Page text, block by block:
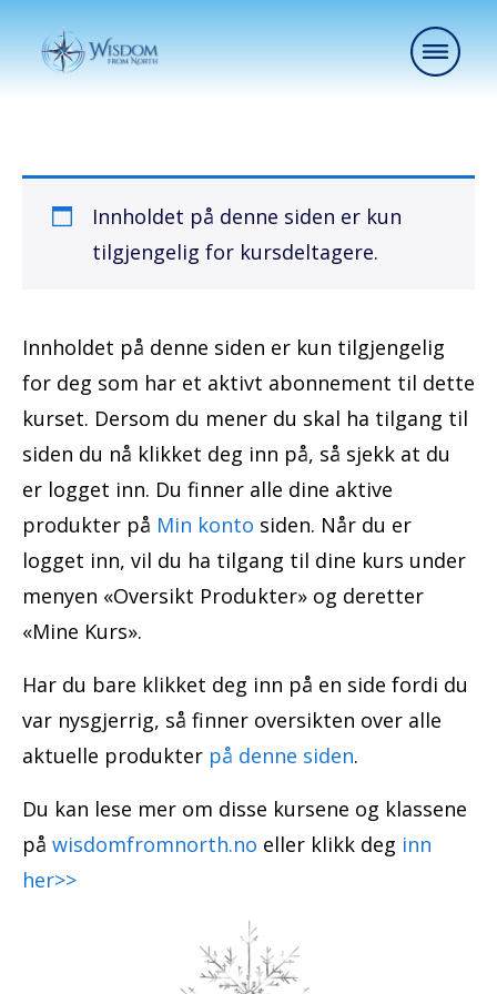
Innholdet på denne siden er kun
tilgjengelig for kursdeltagere.
Innholdet på denne siden er kun tilgjengelig
for deg som har et aktivt abonnement til dette
kurset. Dersom du mener du skal ha tilgang til
siden du nå klikket deg inn på, så sjekk at du
er logget inn. Du finner alle dine aktive
produkter på Min konto siden. Når du er
logget inn, vil du ha tilgang til dine kurs under
menyen «Oversikt Produkter» og deretter
«Mine Kurs».
Har du bare klikket deg inn på en side fordi du
var nysgjerrig, så finner oversikten over alle
aktuelle produkter på denne siden.
Du kan lese mer om disse kursene og klassene
på wisdomfromnorth.no eller klikk deg inn
her>>